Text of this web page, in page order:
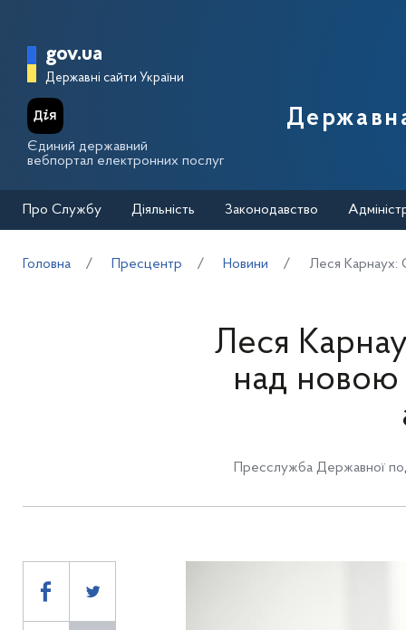
Головна сторінка Державної
gov.ua
Державні сайти України
Єдиний державний
вебпортал електронних послуг
Про Службу Діяльність Законодавство
Головна Пресцентр Новини Леся Карнаух:
Леся
над новою
Пресслужба Державної